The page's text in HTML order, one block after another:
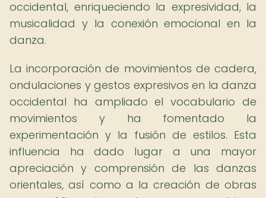
occidental, enriqueciendo la expresividad, la
musicalidad y la conexión emocional en la
danza.
La incorporación de movimientos de cadera,
ondulaciones y gestos expresivos en la danza
occidental ha ampliado el vocabulario de
movimientos y ha fomentado la
experimentación y la fusión de estilos. Esta
influencia ha dado lugar a una mayor
apreciación y comprensión de las danzas
orientales, así como a la creación de obras